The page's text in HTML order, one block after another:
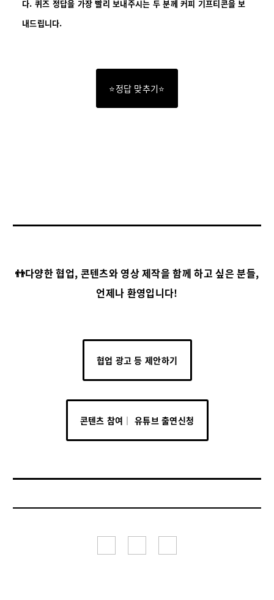
다. 퀴즈 정답을 가장 빨리 보내주시는 두 분께 커피 기프티콘을 보
내드립니다.
⭐정답 맞추기⭐
👬다양한 협업, 콘텐츠와 영상 제작을 함께 하고 싶은 분들,
언제나 환영입니다!
협업 광고 등 제안하기
콘텐츠 참여│ 유튜브 출연신청